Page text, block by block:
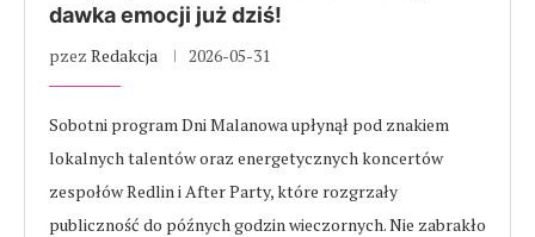
dawka emocji już dziś!
pzez Redakcja 2026-05-31
Sobotni program Dni Malanowa upłynął pod znakiem
lokalnych talentów oraz energetycznych koncertów
zespołów Redlin i After Party, które rozgrzały
publiczność do późnych godzin wieczornych. Nie zabrakło